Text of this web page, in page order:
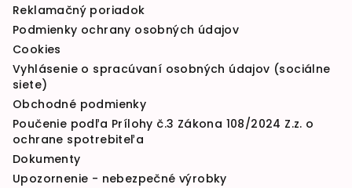
Reklamačný poriadok
Podmienky ochrany osobných údajov
Cookies
Vyhlásenie o spracúvaní osobných údajov (sociálne
siete)
Obchodné podmienky
Poučenie podľa Prílohy č.3 Zákona 108/2024 Z.z. o
ochrane spotrebiteľa
Dokumenty
Upozornenie - nebezpečné výrobky